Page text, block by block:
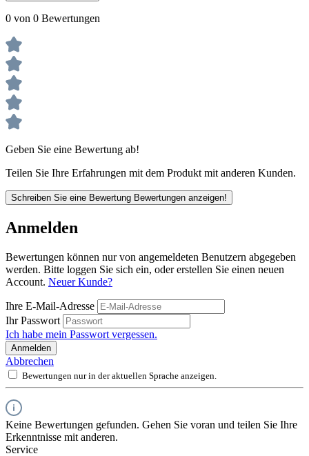
0 von 0 Bewertungen
Geben Sie eine Bewertung ab!
Teilen Sie Ihre Erfahrungen mit dem Produkt mit anderen Kunden.
Schreiben Sie eine Bewertung Bewertungen anzeigen!
Anmelden
Bewertungen können nur von angemeldeten Benutzern abgegeben
werden. Bitte loggen Sie sich ein, oder erstellen Sie einen neuen
Account. Neuer Kunde?
Ihre E-Mail-Adresse
Ihr Passwort
Ich habe mein Passwort vergessen.
Anmelden
Abbrechen
Bewertungen nur in der aktuellen Sprache anzeigen.
Keine Bewertungen gefunden. Gehen Sie voran und teilen Sie Ihre
Erkenntnisse mit anderen.
Service